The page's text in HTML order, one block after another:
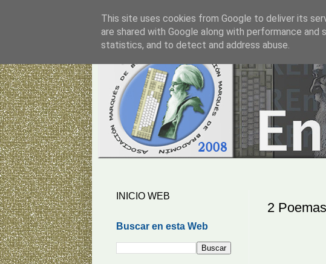
2
INICIO WEB
Buscar en esta Web
This site uses cookies from Google to deliver its
are shared with Google along with performance
statistics, and to detect and address abuse.